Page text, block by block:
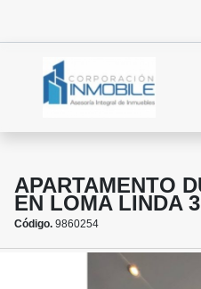
APARTAMENTO
EN LOMA LINDA
Código. 9860254